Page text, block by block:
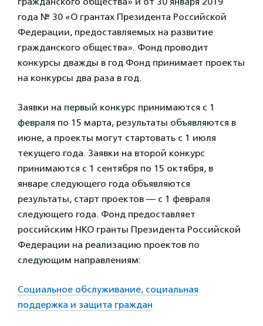
года № 30 «О грантах Президента Российской
Федерации, предоставляемых на развитие
гражданского общества». Фонд проводит
конкурсы дважды в год Фонд принимает проекты
на конкурсы два раза в год.
Заявки на первый конкурс принимаются с 1
февраля по 15 марта, результаты объявляются в
июне, а проекты могут стартовать с 1 июля
текущего года. Заявки на второй конкурс
принимаются с 1 сентября по 15 октября, в
январе следующего года объявляются
результаты, старт проектов — с 1 февраля
следующего года. Фонд предоставляет
российским НКО гранты Президента Российской
Федерации на реализацию проектов по
следующим направлениям:
Социальное обслуживание, социальная
поддержка и защита граждан